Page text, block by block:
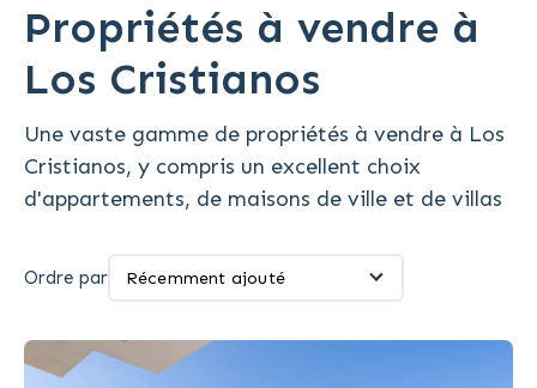
Propriétés à vendre à
Los Cristianos
Une vaste gamme de propriétés à vendre à Los
Cristianos, y compris un excellent choix
d'appartements, de maisons de ville et de villas
Ordre par